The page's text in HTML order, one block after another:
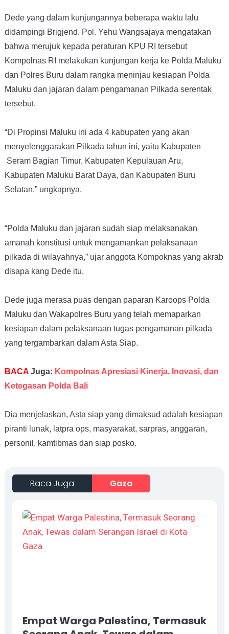
Dede yang dalam kunjungannya beberapa waktu lalu
didampingi Brigjend. Pol. Yehu Wangsajaya mengatakan
bahwa merujuk kepada peraturan KPU RI tersebut
Kompolnas RI melakukan kunjungan kerja ke Polda Maluku
dan Polres Buru dalam rangka meninjau kesiapan Polda
Maluku dan jajaran dalam pengamanan Pilkada serentak
tersebut.
“Di Propinsi Maluku ini ada 4 kabupaten yang akan
menyelenggarakan Pilkada tahun ini, yaitu Kabupaten
Seram Bagian Timur, Kabupaten Kepulauan Aru,
Kabupaten Maluku Barat Daya, dan Kabupaten Buru
Selatan,” ungkapnya.
“Polda Maluku dan jajaran sudah siap melaksanakan
amanah konstitusi untuk mengamankan pelaksanaan
pilkada di wilayahnya,” ujar anggota Kompoknas yang akrab
disapa kang Dede itu.
Dede juga merasa puas dengan paparan Karoops Polda
Maluku dan Wakapolres Buru yang telah memaparkan
kesiapan dalam pelaksanaan tugas pengamanan pilkada
yang tergambarkan dalam Asta Siap.
BACAJuga: Kompolnas Apresiasi Kinerja, Inovasi, dan
Ketegasan Polda Bali
Dia menjelaskan, Asta siap yang dimaksud adalah kesiapan
piranti lunak, latpra ops, masyarakat, sarpras, anggaran,
personil, kamtibmas dan siap posko.
Baca Juga Gaza
Empat Warga Palestina, Termasuk